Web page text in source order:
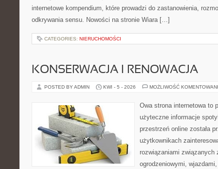
internetowe kompendium, które prowadzi do zastanowienia,
odkrywania sensu. Nowości na stronie Wiara […]
CATEGORIES: NIERUCHOMOŚCI
KONSERWACJA I RENOWACJA
POSTED BY ADMIN KWI - 5 - 2026 MOŻLIWOŚĆ
Owa strona internetowa to
użyteczne informacje
przestrzeń online została
użytkownikach
rozwiązaniami związanych
ogrodzeniowymi,